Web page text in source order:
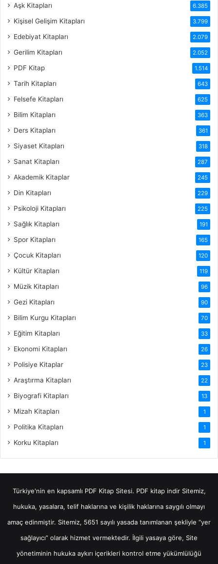
Aşk Kitapları 6.385
Kişisel Gelişim Kitapları 3.799
Edebiyat Kitapları 2.079
Gerilim Kitapları 2.052
PDF Kitap 1.514
Tarih Kitapları 643
Felsefe Kitapları 625
Bilim Kitapları 363
Ders Kitapları 361
Siyaset Kitapları 318
Sanat Kitapları 287
Akademik Kitaplar 245
Din Kitapları 229
Psikoloji Kitapları 225
Sağlık Kitapları 191
Spor Kitapları 165
Çocuk Kitapları 120
Kültür Kitapları 119
Müzik Kitapları 96
Gezi Kitapları 90
Bilim Kurgu Kitapları 70
Eğitim Kitapları 33
Ekonomi Kitapları 26
Polisiye Kitaplar 23
Araştırma Kitapları 22
Biyografi Kitapları 13
Mizah Kitapları 1
Politika Kitapları 1
Korku Kitapları 1
Türkiye'nin en kapsamlı PDF Kitap Sitesi. PDF kitap indirSitemiz,
hukuka, yasalara, telif haklarına ve kişilik haklarına saygılı olmayı
amaç edinmiştir. Sitemiz, 5651 sayılı yasada tanımlanan şekliyle “yer
sağlayıcı” olarak hizmet vermektedir. İlgili yasaya göre, Site
yönetiminin hukuka aykırı içerikleri kontrol etme yükümlülüğü